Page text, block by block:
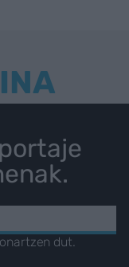
dut.